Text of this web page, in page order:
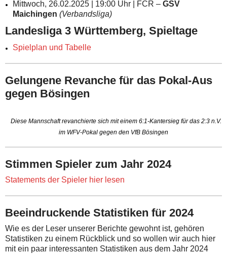
Mittwoch, 26.02.2025 | 19:00 Uhr | FCR – GSV
Maichingen (Verbandsliga)
Landesliga 3 Württemberg, Spieltage
Spielplan und Tabelle
Gelungene Revanche für das Pokal-Aus
gegen Bösingen
Diese Mannschaft revanchierte sich mit einem 6:1-Kantersieg für das 2:3 n.V.
im WFV-Pokal gegen den VfB Bösingen
Stimmen Spieler zum Jahr 2024
Statements der Spieler hier lesen
Beeindruckende Statistiken für 2024
Wie es der Leser unserer Berichte gewohnt ist, gehören
Statistiken zu einem Rückblick und so wollen wir auch hier
mit ein paar interessanten Statistiken aus dem Jahr 2024